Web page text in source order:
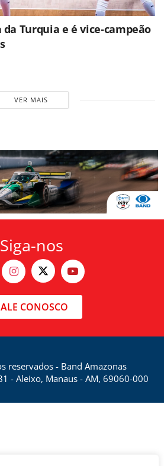
Turquia e é vice-campeão
VER MAIS
Siga-nos
CONOSCO
reservados - Band Amazonas
- Aleixo, Manaus - AM, 69060-000